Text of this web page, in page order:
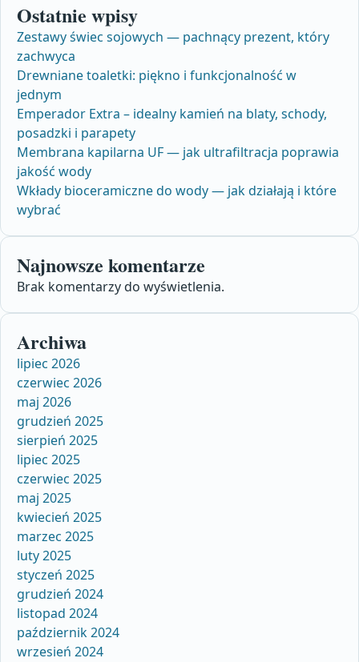
Ostatnie wpisy
Zestawy świec sojowych — pachnący prezent, który
zachwyca
Drewniane toaletki: piękno i funkcjonalność w
jednym
Emperador Extra – idealny kamień na blaty, schody,
posadzki i parapety
Membrana kapilarna UF — jak ultrafiltracja poprawia
jakość wody
Wkłady bioceramiczne do wody — jak działają i które
wybrać
Najnowsze komentarze
Brak komentarzy do wyświetlenia.
Archiwa
lipiec 2026
czerwiec 2026
maj 2026
grudzień 2025
sierpień 2025
lipiec 2025
czerwiec 2025
maj 2025
kwiecień 2025
marzec 2025
luty 2025
styczeń 2025
grudzień 2024
listopad 2024
październik 2024
wrzesień 2024